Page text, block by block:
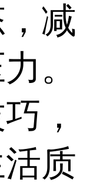
减
。
，
质